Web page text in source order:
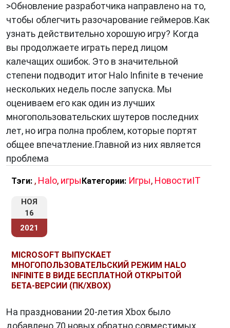
>Обновление разработчика направлено на то,
чтобы облегчить разочарование геймеров.Как
узнать действительно хорошую игру? Когда
вы продолжаете играть перед лицом
калечащих ошибок. Это в значительной
степени подводит итог Halo Infinite в течение
нескольких недель после запуска. Мы
оцениваем его как один из лучших
многопользовательских шутеров последних
лет, но игра полна проблем, которые портят
общее впечатление.Главной из них является
проблема
Тэги: , Halo, игрыКатегории: Игры, НовостиIT
НОЯ
16
2021
MICROSOFT ВЫПУСКАЕТ
МНОГОПОЛЬЗОВАТЕЛЬСКИЙ РЕЖИМ HALO
INFINITE В ВИДЕ БЕСПЛАТНОЙ ОТКРЫТОЙ
БЕТА-ВЕРСИИ (ПК/XBOX)
На праздновании 20-летия Xbox было
добавлено 70 новых обратно совместимых